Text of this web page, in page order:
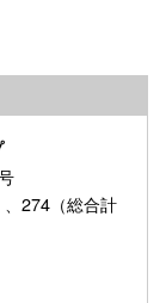
274（総合計